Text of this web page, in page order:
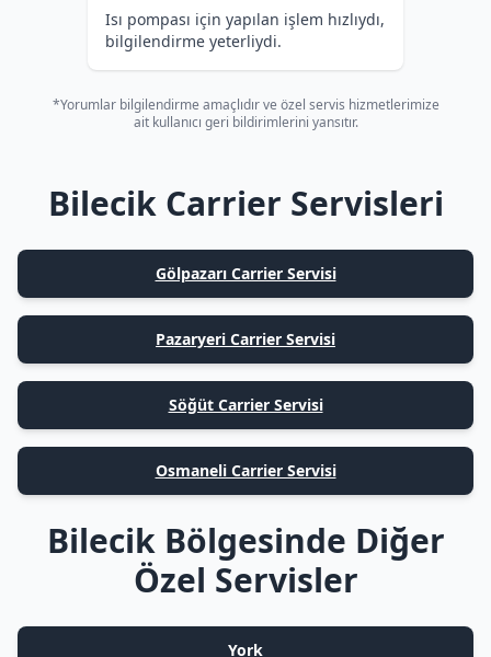
Isı pompası için yapılan işlem hızlıydı,
bilgilendirme yeterliydi.
*Yorumlar bilgilendirme amaçlıdır ve özel servis hizmetlerimize
ait kullanıcı geri bildirimlerini yansıtır.
Bilecik Carrier Servisleri
Gölpazarı Carrier Servisi
Pazaryeri Carrier Servisi
Söğüt Carrier Servisi
Osmaneli Carrier Servisi
Bilecik Bölgesinde Diğer
Özel Servisler
York